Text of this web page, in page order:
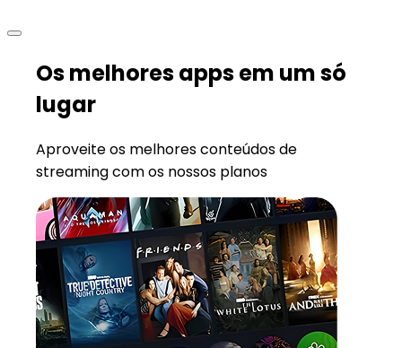
Os melhores apps em um só
lugar
Aproveite os melhores conteúdos de
streaming com os nossos planos